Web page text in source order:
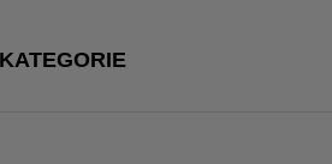
KATEGORIE